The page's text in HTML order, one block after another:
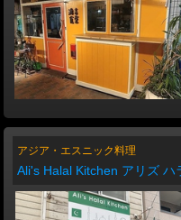
アジア・エスニック料理
Ali's Halal Kitchen アリズ ハ